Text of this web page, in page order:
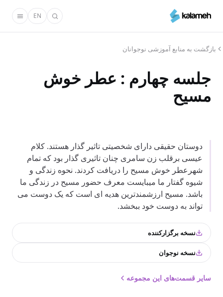
محتوای
EN
بازگشت به منابع آموزشی نوجوانان
جلسه چهارم : عطر خوش
مسیح
دوستان حقیقی دارای شخصیتی تاثیر گذار هستند. کلام
عیسی برقلب زن سامری چنان تاثیری گذار بود که تمام
شهرعطر خوش مسیح را دریافت کردند. نحوه زندگی و
شیوه گفتار ما میبایست معرف حضور مسیح در زندگی ما
باشد. مسیح ارزشمندترین هدیه ای است که یک دوست می
تواند به دوست خود ببخشد.
نسخه برگزارکننده
نسخه نوجوان
سایر قسمت‌های این مجموعه